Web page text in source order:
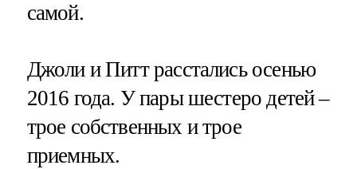
самой.
Джоли и Питт расстались осенью
2016 года. У пары шестеро детей –
трое собственных и трое
приемных.